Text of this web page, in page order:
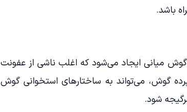
باشد.
میانی ایجاد می‌شود که اغلب ناشی از عفونت
گوش، می‌تواند به ساختارهای استخوانی گوش
شود.